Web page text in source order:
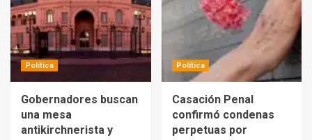
Política
Gobernadores buscan
una mesa
antikirchnerista y
Política
Casación Penal
confirmó condenas
perpetuas por